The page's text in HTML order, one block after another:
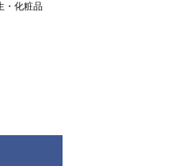
・化粧品